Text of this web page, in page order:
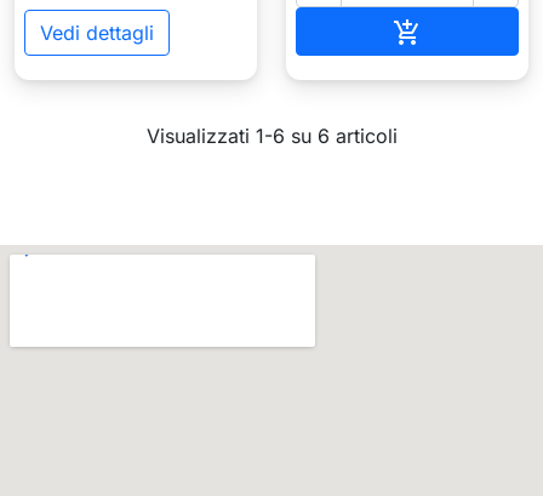
Vedi dettagli 
Visualizzati 1-6 su 6 articoli